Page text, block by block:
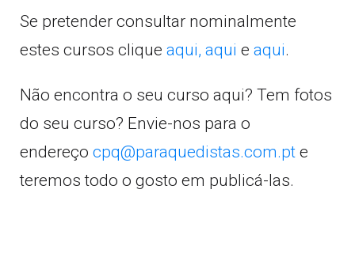
Se pretender consultar nominalmente
estes cursos clique aqui, aqui e aqui.
Não encontra o seu curso aqui? Tem fotos
do seu curso? Envie-nos para o
endereço cpq@paraquedistas.com.pt e
teremos todo o gosto em publicá-las.